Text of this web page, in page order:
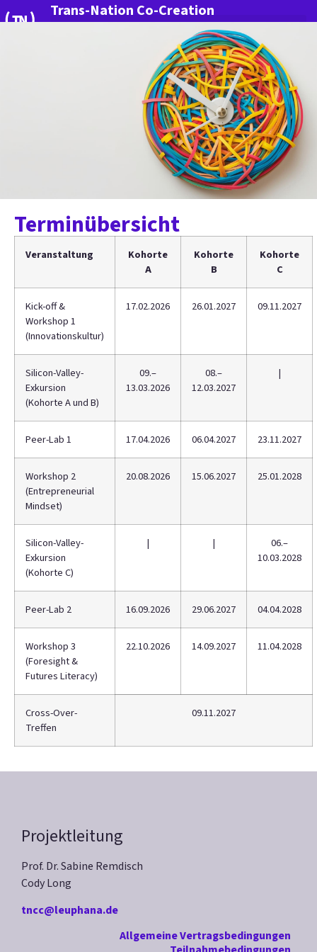
Trans-Nation Co-Creation
Mehr Innovation für Deutschland
Terminübersicht
Veranstaltung
Kohorte
A
Kohorte
B
Kohorte
C
Kick-off &
Workshop 1
(Innovationskultur)
17.02.2026 26.01.2027 09.11.2027
Silicon-Valley-
Exkursion
(Kohorte A und B)
09.–
13.03.2026
08.–
12.03.2027
|
Peer-Lab 1 17.04.2026 06.04.2027 23.11.2027
Workshop 2
(Entrepreneurial
Mindset)
20.08.2026 15.06.2027 25.01.2028
Silicon-Valley-
Exkursion
(Kohorte C)
| |
06.–
10.03.2028
Peer-Lab 2 16.09.2026 29.06.2027 04.04.2028
Workshop 3
(Foresight &
Futures Literacy)
22.10.2026 14.09.2027 11.04.2028
Cross-Over-
Treffen
09.11.2027
Projektleitung
Prof. Dr. Sabine Remdisch
Cody Long
tncc@leuphana.de
Allgemeine Vertragsbedingungen